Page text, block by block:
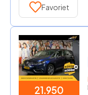
Favoriet
21.950